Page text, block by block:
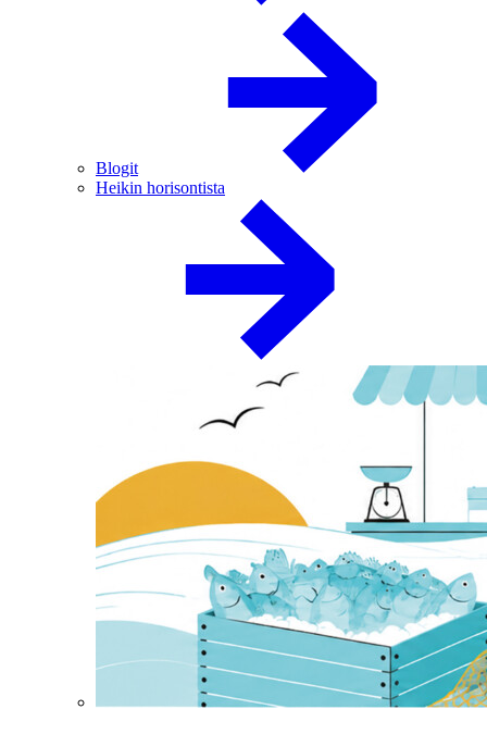
Blogit
Heikin horisontista